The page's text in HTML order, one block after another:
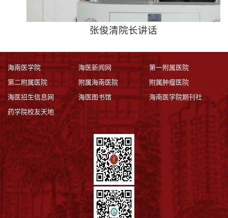
张俊清院长讲话
海南医学院 海医新闻网
第一附属医院
第二附属医院
附属海南医院
附属肿瘤医院
海医招生信息网
海医图书馆
海南医学院期刊社
药学院校友天地